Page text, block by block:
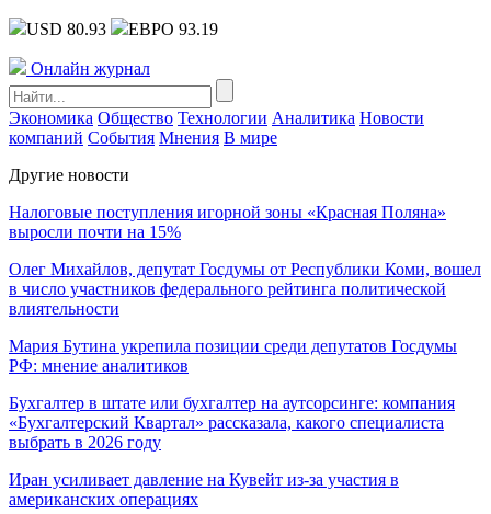
USD 80.93 ЕВРО 93.19
Онлайн журнал
Экономика Общество Технологии Аналитика Новости
компаний События Мнения В мире
Другие новости
Налоговые поступления игорной зоны «Красная Поляна»
выросли почти на 15%
Олег Михайлов, депутат Госдумы от Республики Коми, вошел
в число участников федерального рейтинга политической
влиятельности
Мария Бутина укрепила позиции среди депутатов Госдумы
РФ: мнение аналитиков
Бухгалтер в штате или бухгалтер на аутсорсинге: компания
«Бухгалтерский Квартал» рассказала, какого специалиста
выбрать в 2026 году
Иран усиливает давление на Кувейт из-за участия в
американских операциях